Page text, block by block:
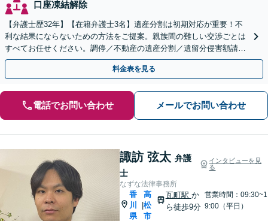
口座凍結解除
【弁護士歴32年】【在籍弁護士3名】遺産分割は初期対応が重要！不
利な結果にならないための方法をご提案。親族間の難しい交渉ごとは
すべてお任せください。調停／不動産の遺産分割／遺留分侵害額請求
／相続放棄／遺言書の作成など【高松駅徒歩8分】
料金表を見る
電話でお問い合わせ メールでお問い合わせ
諏訪 弦太 弁護
士
インタビューを見
る
なずな法律事務所
香
川
県
高
松
市
瓦町駅 か
ら徒歩9分
営業時間：09:30~1
9:00（平日）